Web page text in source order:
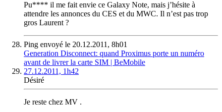
Pu**** il me fait envie ce Galaxy Note, mais j’hésite à
attendre les annonces du CES et du MWC. Il n’est pas trop
gros Laurent ?
Ping envoyé le 20.12.2011, 8h01
Generation Disconnect: quand Proximus porte un numéro
avant de livrer la carte SIM | BeMobile
27.12.2011, 1h42
Désiré
Je reste chez MV .